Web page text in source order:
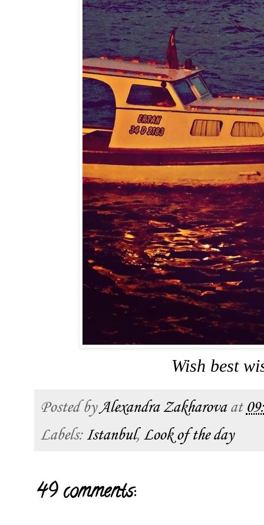
Wish best
Posted byAlexandra Zakharova at
Labels:Istanbul,Look of the day
49 comments: